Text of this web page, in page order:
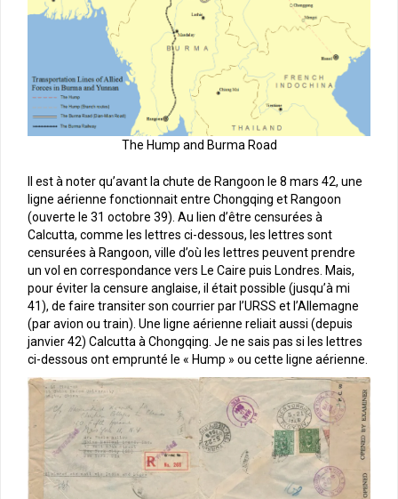
The Hump and Burma Road
Il est à noter qu’avant la chute de Rangoon le 8 mars 42, une
ligne aérienne fonctionnait entre Chongqing et Rangoon
(ouverte le 31 octobre 39). Au lien d’être censurées à
Calcutta, comme les lettres ci-dessous, les lettres sont
censurées à Rangoon, ville d’où les lettres peuvent prendre
un vol en correspondance vers Le Caire puis Londres. Mais,
pour éviter la censure anglaise, il était possible (jusqu’à mi
41), de faire transiter son courrier par l’URSS et l’Allemagne
(par avion ou train). Une ligne aérienne reliait aussi (depuis
janvier 42) Calcutta à Chongqing. Je ne sais pas si les lettres
ci-dessous ont emprunté le « Hump » ou cette ligne aérienne.